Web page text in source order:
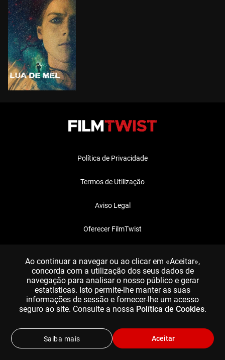
Política de Privacidade
Termos de Utilização
Aviso Legal
Oferecer FilmTwist
Ao continuar a navegar ou ao clicar em «Aceitar»,
concorda com a utilização dos seus dados de
navegação para analisar o nosso público e gerar
estatísticas. Isto permite-lhe manter as suas
informações de sessão e fornecer-lhe um acesso
seguro ao site. Consulte a nossa Política de Cookies.
Aceitar
Saiba mais